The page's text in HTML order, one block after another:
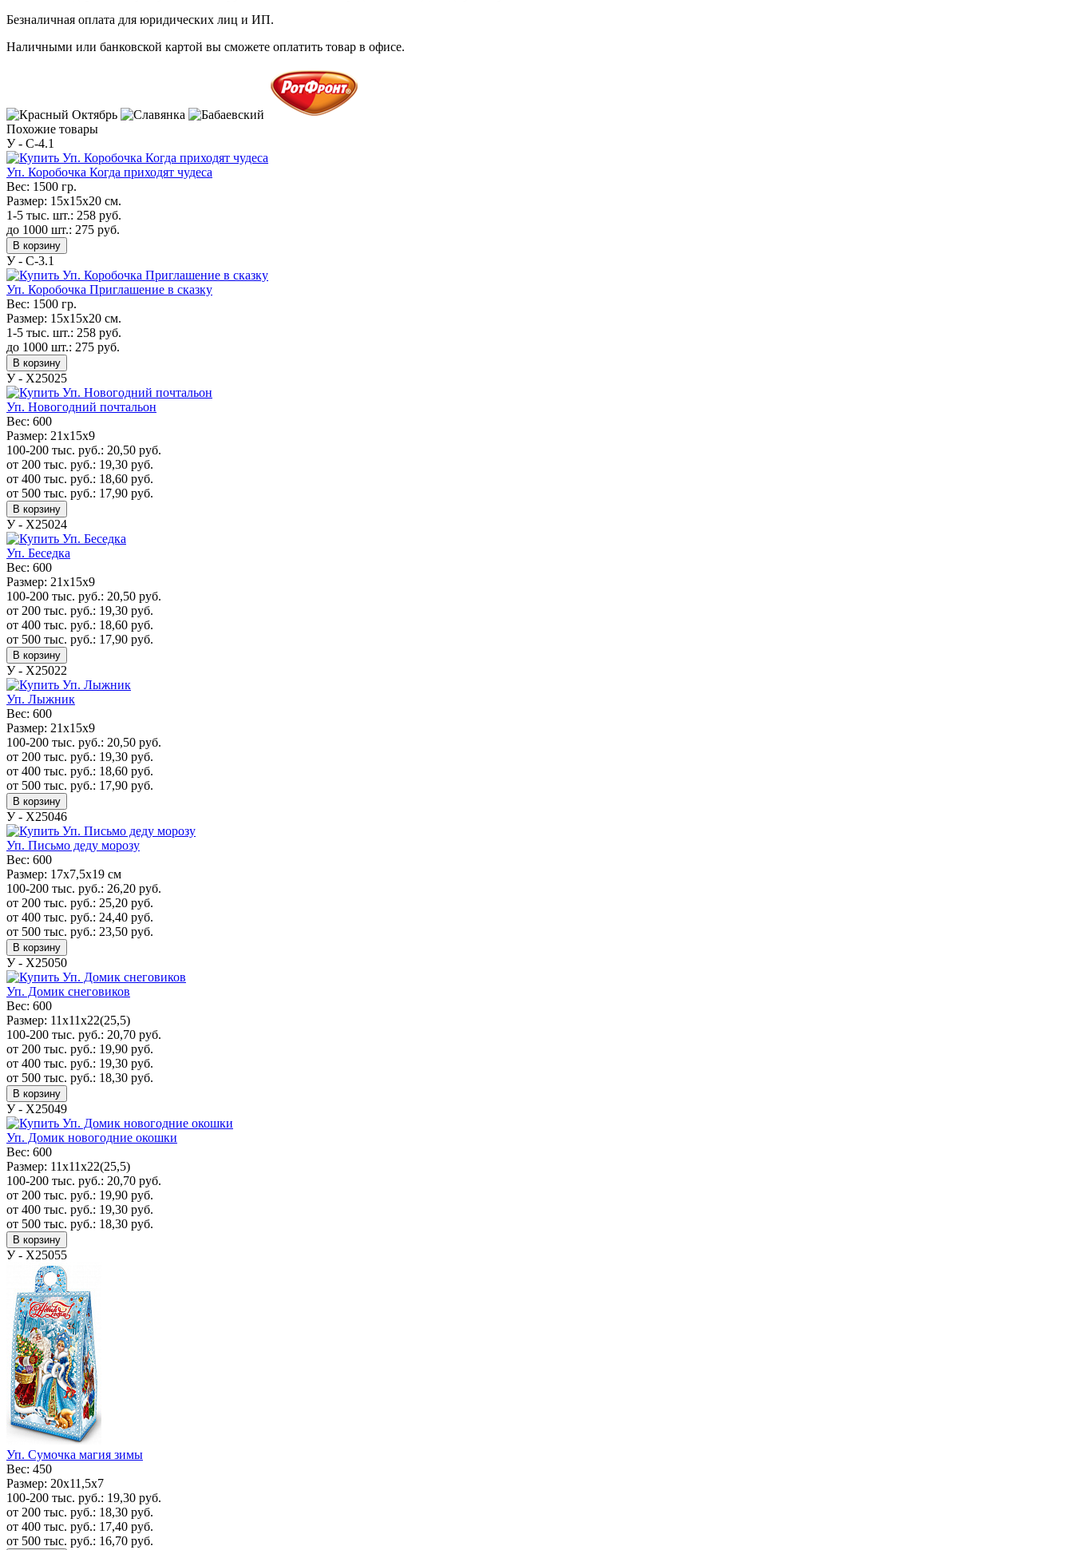
Безналичная оплата для юридических лиц и ИП.
Наличными или банковской картой вы сможете оплатить товар в офисе.
Похожие товары
У - C-4.1
Уп. Коробочка Когда приходят чудеса
Вес: 1500 гр.
Размер: 15х15х20 см.
1-5 тыс. шт.: 258 руб.
до 1000 шт.: 275 руб.
В корзину
У - C-3.1
Уп. Коробочка Приглашение в сказку
Вес: 1500 гр.
Размер: 15х15х20 см.
1-5 тыс. шт.: 258 руб.
до 1000 шт.: 275 руб.
В корзину
У - Х25025
Уп. Новогодний почтальон
Вес: 600
Размер: 21х15х9
100-200 тыс. руб.: 20,50 руб.
от 200 тыс. руб.: 19,30 руб.
от 400 тыс. руб.: 18,60 руб.
от 500 тыс. руб.: 17,90 руб.
В корзину
У - Х25024
Уп. Беседка
Вес: 600
Размер: 21х15х9
100-200 тыс. руб.: 20,50 руб.
от 200 тыс. руб.: 19,30 руб.
от 400 тыс. руб.: 18,60 руб.
от 500 тыс. руб.: 17,90 руб.
В корзину
У - Х25022
Уп. Лыжник
Вес: 600
Размер: 21х15х9
100-200 тыс. руб.: 20,50 руб.
от 200 тыс. руб.: 19,30 руб.
от 400 тыс. руб.: 18,60 руб.
от 500 тыс. руб.: 17,90 руб.
В корзину
У - Х25046
Уп. Письмо деду морозу
Вес: 600
Размер: 17x7,5x19 см
100-200 тыс. руб.: 26,20 руб.
от 200 тыс. руб.: 25,20 руб.
от 400 тыс. руб.: 24,40 руб.
от 500 тыс. руб.: 23,50 руб.
В корзину
У - Х25050
Уп. Домик снеговиков
Вес: 600
Размер: 11х11х22(25,5)
100-200 тыс. руб.: 20,70 руб.
от 200 тыс. руб.: 19,90 руб.
от 400 тыс. руб.: 19,30 руб.
от 500 тыс. руб.: 18,30 руб.
В корзину
У - Х25049
Уп. Домик новогодние окошки
Вес: 600
Размер: 11х11х22(25,5)
100-200 тыс. руб.: 20,70 руб.
от 200 тыс. руб.: 19,90 руб.
от 400 тыс. руб.: 19,30 руб.
от 500 тыс. руб.: 18,30 руб.
В корзину
У - Х25055
Уп. Сумочка магия зимы
Вес: 450
Размер: 20x11,5x7
100-200 тыс. руб.: 19,30 руб.
от 200 тыс. руб.: 18,30 руб.
от 400 тыс. руб.: 17,40 руб.
от 500 тыс. руб.: 16,70 руб.